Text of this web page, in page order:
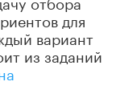
для
вариант
из заданий